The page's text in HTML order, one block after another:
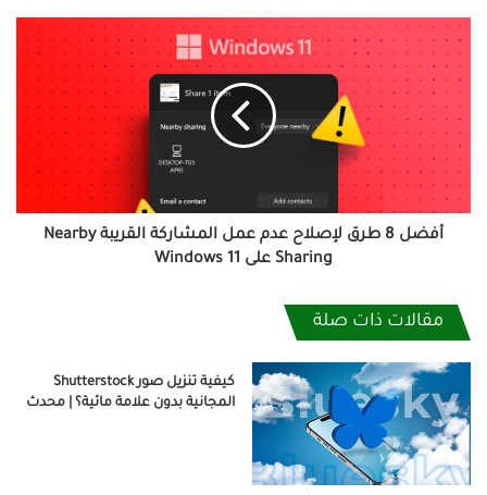
أفضل
لإصلاح
عدم
عمل
القريبة
Nearby
Sharing
11
أفضل 8 طرق لإصلاح عدم عمل المشاركة القريبة Nearby
Sharing على Windows 11
مقالات ذات صلة
كيفية تنزيل صور Shutterstock
المجانية بدون علامة مائية؟ | محدث